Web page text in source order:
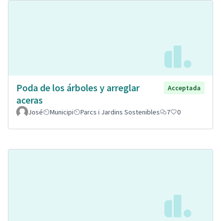
Poda de los árboles y arreglar
aceras
Acceptada
José Municipi Parcs i Jardins Sostenibles 7 0